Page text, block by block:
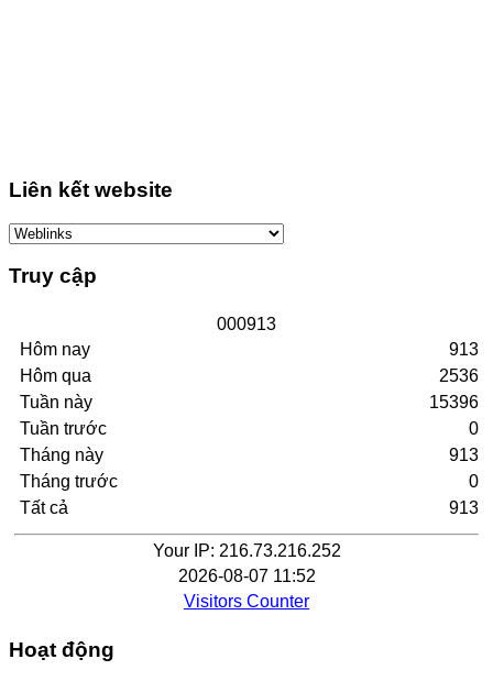
Liên kết website
Truy cập
000913
Hôm nay
Hôm qua
Tuần này
Tuần trước
Tháng này
Tháng trước
Tất cả
913
2536
15396
0
913
0
913
Your IP: 216.73.216.252
2026-08-07 11:52
Visitors Counter
Hoạt động